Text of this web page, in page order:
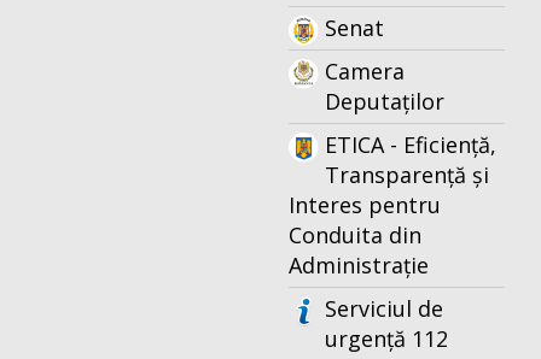
Senat
Camera
Deputaților
ETICA - Eficiență,
Transparență și
Interes pentru
Conduita din
Administrație
Serviciul de
urgență 112